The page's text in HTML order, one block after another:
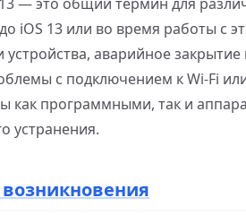
iOS 13 или во время работы с
устройства, аварийное
с подключением к Wi-Fi
как программными, так и
устранения.